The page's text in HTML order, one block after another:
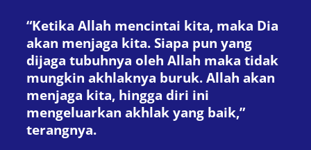
“Ketika Allah mencintai kita, maka Dia
akan menjaga kita. Siapa pun yang
dijaga tubuhnya oleh Allah maka tidak
mungkin akhlaknya buruk. Allah akan
menjaga kita, hingga diri ini
mengeluarkan akhlak yang baik,”
terangnya.